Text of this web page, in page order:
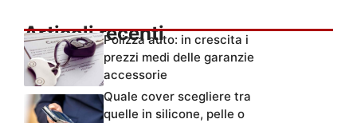
Articoli recentiPolizza auto: in crescita i
prezzi medi delle garanzie
accessorie
Quale cover scegliere tra
quelle in silicone, pelle o